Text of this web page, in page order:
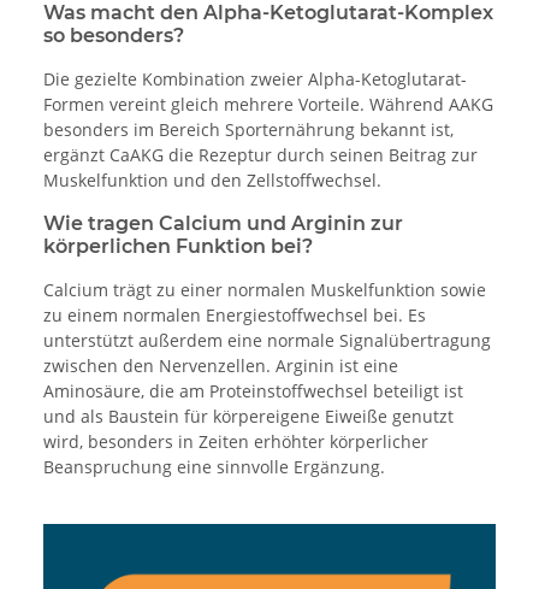
Was macht den Alpha-Ketoglutarat-Komplex
so besonders?
Die gezielte Kombination zweier Alpha-Ketoglutarat-
Formen vereint gleich mehrere Vorteile. Während AAKG
besonders im Bereich Sporternährung bekannt ist,
ergänzt CaAKG die Rezeptur durch seinen Beitrag zur
Muskelfunktion und den Zellstoffwechsel.
Wie tragen Calcium und Arginin zur
körperlichen Funktion bei?
Calcium trägt zu einer normalen Muskelfunktion sowie
zu einem normalen Energiestoffwechsel bei. Es
unterstützt außerdem eine normale Signalübertragung
zwischen den Nervenzellen. Arginin ist eine
Aminosäure, die am Proteinstoffwechsel beteiligt ist
und als Baustein für körpereigene Eiweiße genutzt
wird, besonders in Zeiten erhöhter körperlicher
Beanspruchung eine sinnvolle Ergänzung.